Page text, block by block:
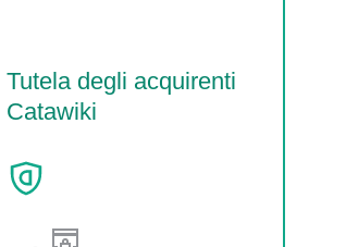
Tutela degli acquirenti
Catawiki